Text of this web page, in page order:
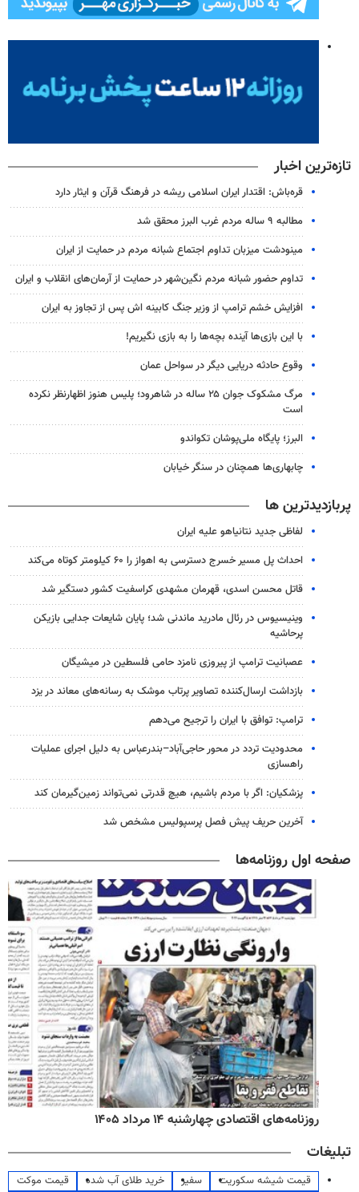
تازه‌ترین اخبار
قره‌باش: اقتدار ایران اسلامی ریشه در فرهنگ قرآن و ایثار دارد
مطالبه ۹ ساله مردم غرب البرز محقق شد
مینودشت میزبان تداوم اجتماع شبانه مردم در حمایت از ایران
تداوم حضور شبانه مردم نگین‌شهر در حمایت از آرمان‌های انقلاب و ایران
افزایش خشم ترامپ از وزیر جنگ کابینه اش پس از تجاوز به ایران
با این بازی‌ها آینده بچه‌ها را به بازی نگیریم!
وقوع حادثه دریایی دیگر در سواحل عمان
مرگ مشکوک جوان ۲۵ ساله در شاهرود؛ پلیس هنوز اظهارنظر نکرده
است
البرز؛ پایگاه ملی‌پوشان تکواندو
چابهاری‌ها همچنان در سنگر خیابان
پربازدیدترین ها
لفاظی جدید نتانیاهو علیه ایران
احداث پل مسیر خسرج دسترسی به اهواز را ۶۰ کیلومتر کوتاه می‌کند
قاتل محسن اسدی، قهرمان مشهدی کراسفیت کشور دستگیر شد
وینیسیوس در رئال مادرید ماندنی شد؛ پایان شایعات جدایی بازیکن
پرحاشیه
عصبانیت ترامپ از پیروزی نامزد حامی فلسطین در میشیگان
بازداشت ارسال‌کننده تصاویر پرتاب موشک به رسانه‌های معاند در یزد
ترامپ: توافق با ایران را ترجیح می‌دهم
محدودیت تردد در محور حاجی‌آباد–بندرعباس به دلیل اجرای عملیات
راهسازی
پزشکیان: اگر با مردم باشیم، هیچ قدرتی نمی‌تواند زمین‌گیرمان کند
آخرین حریف پیش فصل پرسپولیس مشخص شد
صفحه اول روزنامه‌ها
روزنامه‌های اقتصادی چهارشنبه ۱۴ مرداد ۱۴۰۵
تبلیغات
قیمت شیشه سکوریت سفیر خرید طلای آب شده
قیمت موکت